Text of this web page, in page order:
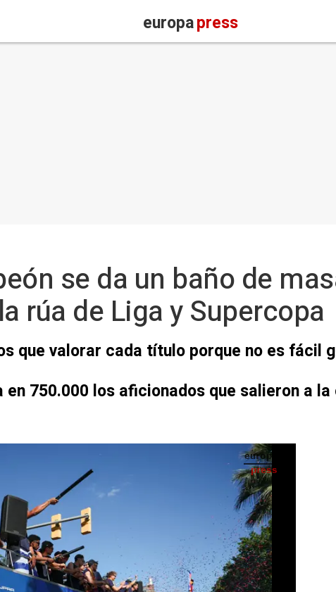
europapress
se da un baño de
rúa de Liga y Supercopa
que valorar cada título porque no es fácil
en 750.000 los aficionados que salieron a
de Liga y Supercopa en la temporada 2025/26 - JAVIER BORREGO/AFP7/EUROPA PRESS
Abrir opciones para compartir
valorar cada título porque no es fácil